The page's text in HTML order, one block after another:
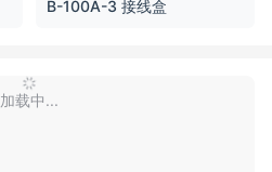
B-100A-3 接线盒
加载中...